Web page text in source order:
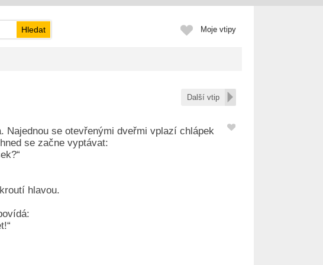
Moje vtipy
Další vtip
se otevřenými dveřmi vplazí chlápek
se začne vyptávat:
hlavou.